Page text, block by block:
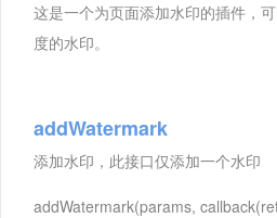
这是一个为页面添加水印的插件，
度的水印。
addWatermark
添加水印，此接口仅添加一个水印
addWatermark(params,